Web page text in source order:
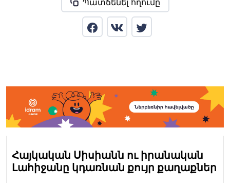
Պատճենել հղումը
Հայկական Սիսիանն ու իրանական
Լահիջանը կդառնան քույր քաղաքներ